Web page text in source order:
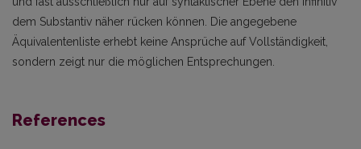
dem Substantiv näher rücken können. Die angegebene
Äquivalentenliste erhebt keine Ansprüche auf Vollständigkeit,
sondern zeigt nur die möglichen Entsprechungen.
References